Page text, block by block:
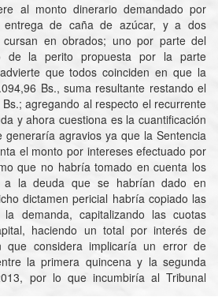
al monto dinerario demandado por
de caña de azúcar, y a dos
cursan en obrados; uno por parte del
la perito propuesta por la parte
que todos coinciden en que la
Bs., suma resultante restando el
agregando al respecto el recurrente
y ahora cuestiona es la cuantificación
agravios ya que la Sentencia
el monto por intereses efectuado por
que no habría tomado en cuenta los
a la deuda que se habrían dado en
dictamen pericial habría copiado las
demanda, capitalizando las cuotas
haciendo un total por interés de
que considera implicaría un error de
la primera quincena y la segunda
por lo que incumbiría al Tribunal